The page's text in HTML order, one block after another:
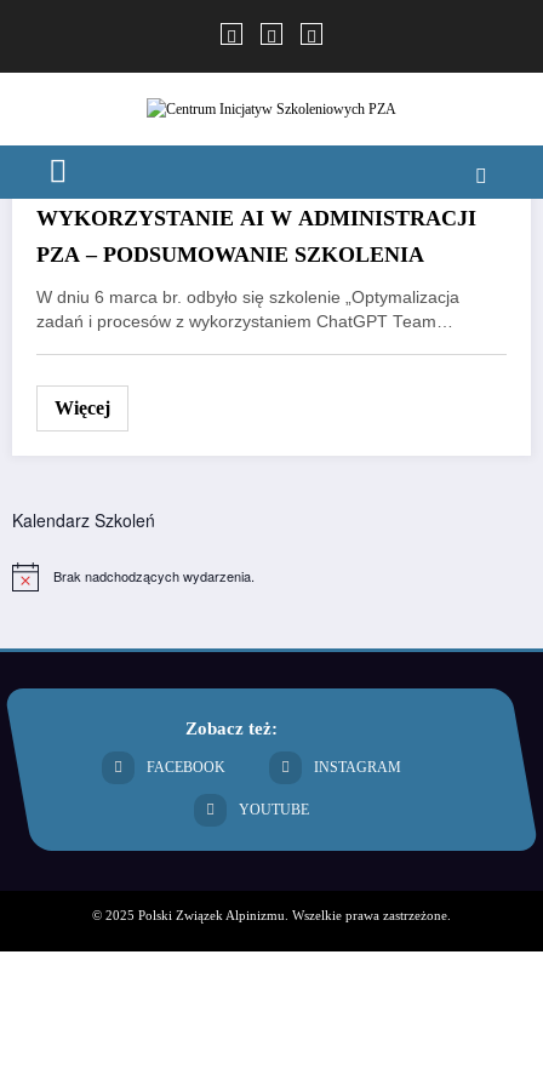
STRONA GŁÓWNA
6 marca, 2025
PROZA PZA
WYKORZYSTANIE AI W ADMINISTRACJI
PZA – PODSUMOWANIE SZKOLENIA
W dniu 6 marca br. odbyło się szkolenie „Optymalizacja
zadań i procesów z wykorzystaniem ChatGPT Team…
Więcej
Kalendarz Szkoleń
Powiadomienie
Brak nadchodzących wydarzenia.
Zobacz też:
FACEBOOK INSTAGRAM
YOUTUBE
© 2025 Polski Związek Alpinizmu. Wszelkie prawa zastrzeżone.